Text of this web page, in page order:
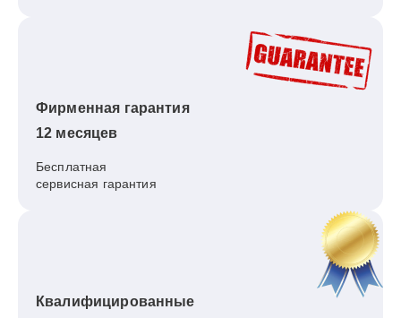
Фирменная гарантия
12 месяцев
Бесплатная
сервисная гарантия
Квалифицированные